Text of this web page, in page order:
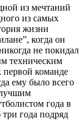
из мечтаний
из самых
жизни
когда он
не покидал
техническим
первой команде
ему было всего
года в
года подряд